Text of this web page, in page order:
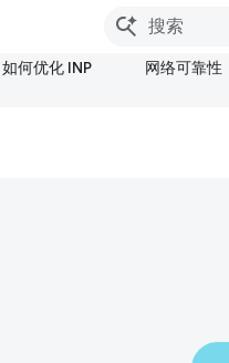
如何优化 INP 网络可靠性